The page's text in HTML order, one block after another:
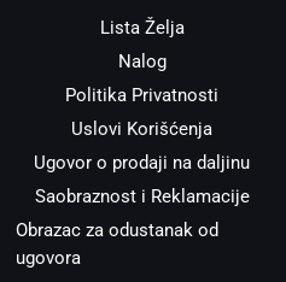
Lista Želja
Nalog
Politika Privatnosti
Uslovi Korišćenja
Ugovor o prodaji na daljinu
Saobraznost i Reklamacije
Obrazac za odustanak od
ugovora